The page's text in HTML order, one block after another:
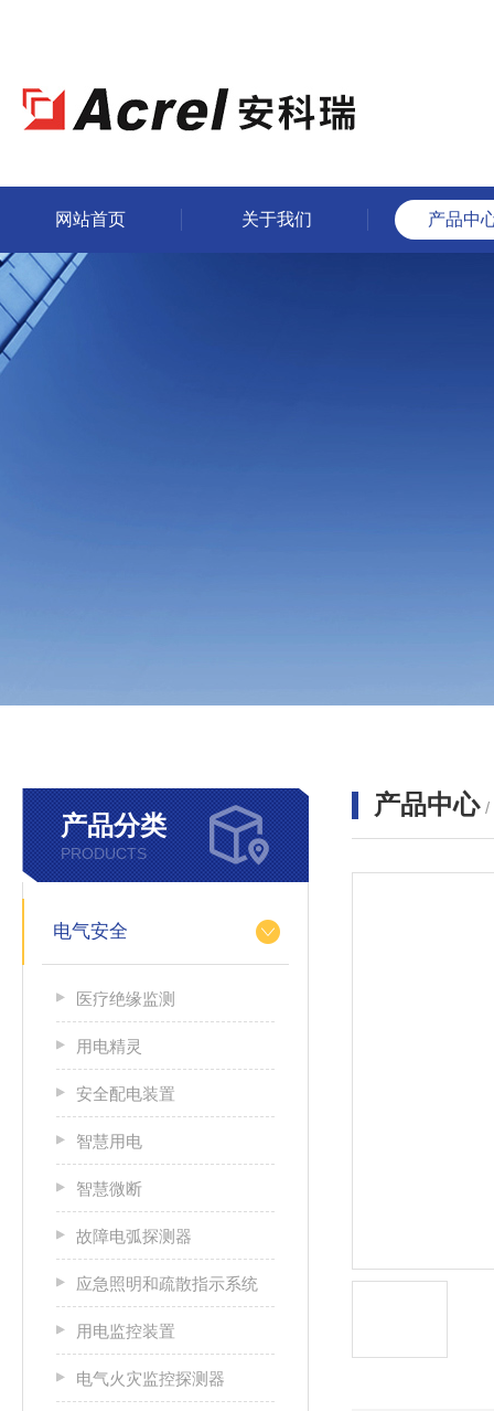
网站首页 关于我们 产品中
产品分类
PRODUCTS
电气安全
医疗绝缘监测
用电精灵
安全配电装置
智慧用电
智慧微断
故障电弧探测器
应急照明和疏散指示系统
用电监控装置
电气火灾监控探测器
产品中心 /